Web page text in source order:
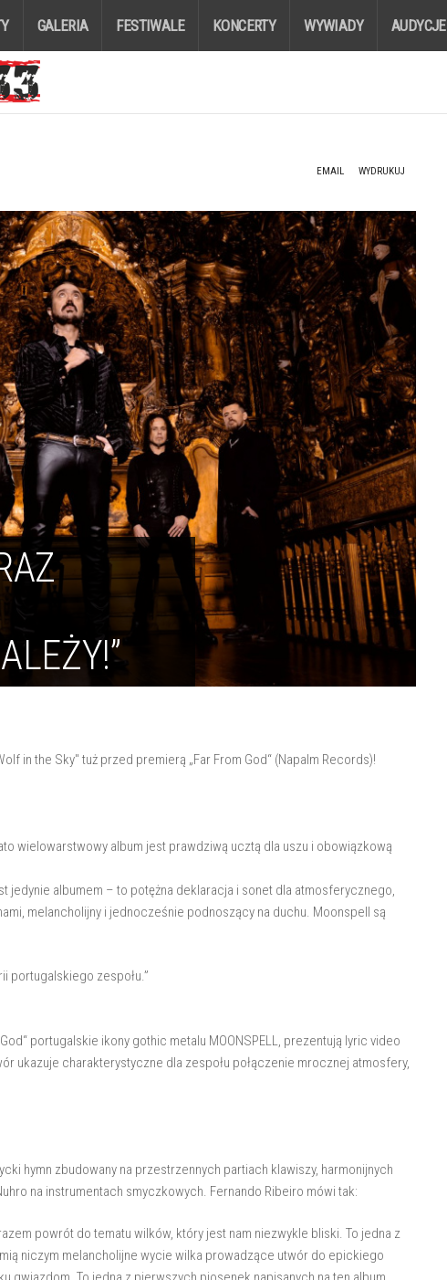
GALERIA FESTIWALE KONCERTY WYWIADY AUDYCJE
WYDRUKUJ
EMAIL
in the Sky" tuż przed premierą „Far From God“ (Napalm Records)!
wielowarstwowy album jest prawdziwą ucztą dla uszu i obowiązkową
jedynie albumem – to potężna deklaracja i sonet dla atmosferycznego,
melancholijny i jednocześnie podnoszący na duchu. Moonspell są
portugalskiego zespołu.”
portugalskie ikony gothic metalu MOONSPELL, prezentują lyric video
ukazuje charakterystyczne dla zespołu połączenie mrocznej atmosfery,
hymn zbudowany na przestrzennych partiach klawiszy, harmonijnych
na instrumentach smyczkowych. Fernando Ribeiro mówi tak:
powrót do tematu wilków, który jest nam niezwykle bliski. To jedna z
niczym melancholijne wycie wilka prowadzące utwór do epickiego